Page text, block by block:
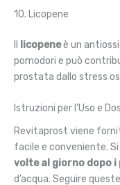
10. Licopene
licopeneè un
pomodori e può
prostata dallo stress
Istruzioni per l’Uso e
Revitaprost viene
facile e conveniente. Si
volte al giorno dopo i
d’acqua. Seguire